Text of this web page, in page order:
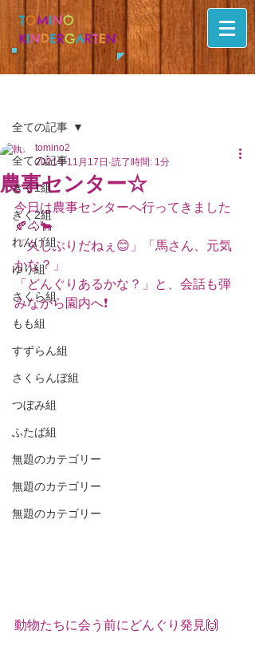
TOMINO
KINDERGARTEN
全ての記事
きく1組
きく2組
れんげ組
ゆり組
さくら組
もも組
すずらん組
さくらんぼ組
つぼみ組
ふたば組
無題のカテゴリー
無題のカテゴリー
無題のカテゴリー
全ての記事
農事センター☆
tomino2
2021年11月17日 読了時間: 1分
今日は農事センターへ行ってきました
🍂🐴🐂
「久しぶりだねぇ😊」「馬さん、元気
かな？」
「どんぐりあるかな？」と、会話も弾
みながら園内へ❗
動物たちに会う前にどんぐり発見🙌